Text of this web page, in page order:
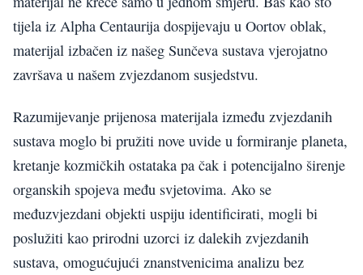
tijela iz Alpha Centaurija dospijevaju u Oortov oblak,
materijal izbačen iz našeg Sunčeva sustava vjerojatno
završava u našem zvjezdanom susjedstvu.
Razumijevanje prijenosa materijala između zvjezdanih
sustava moglo bi pružiti nove uvide u formiranje planeta,
kretanje kozmičkih ostataka pa čak i potencijalno širenje
organskih spojeva među svjetovima. Ako se
međuzvjezdani objekti uspiju identificirati, mogli bi
poslužiti kao prirodni uzorci iz dalekih zvjezdanih
sustava, omogućujući znanstvenicima analizu bez